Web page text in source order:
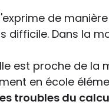
de
Dans la
est proche de la
en école
troubles du